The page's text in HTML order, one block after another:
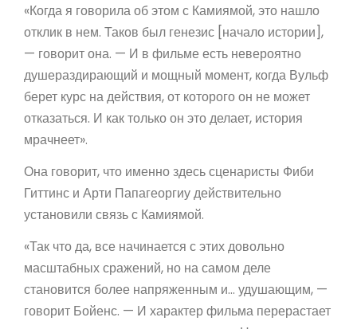
«Когда я говорила об этом с Камиямой, это нашло
отклик в нем. Таков был генезис [начало истории],
— говорит она. — И в фильме есть невероятно
душераздирающий и мощный момент, когда Вульф
берет курс на действия, от которого он не может
отказаться. И как только он это делает, история
мрачнеет».
Она говорит, что именно здесь сценаристы Фиби
Гиттинс и Арти Папагеоргиу действительно
установили связь с Камиямой.
«Так что да, все начинается с этих довольно
масштабных сражений, но на самом деле
становится более напряженным и… удушающим, —
говорит Бойенс. — И характер фильма перерастает